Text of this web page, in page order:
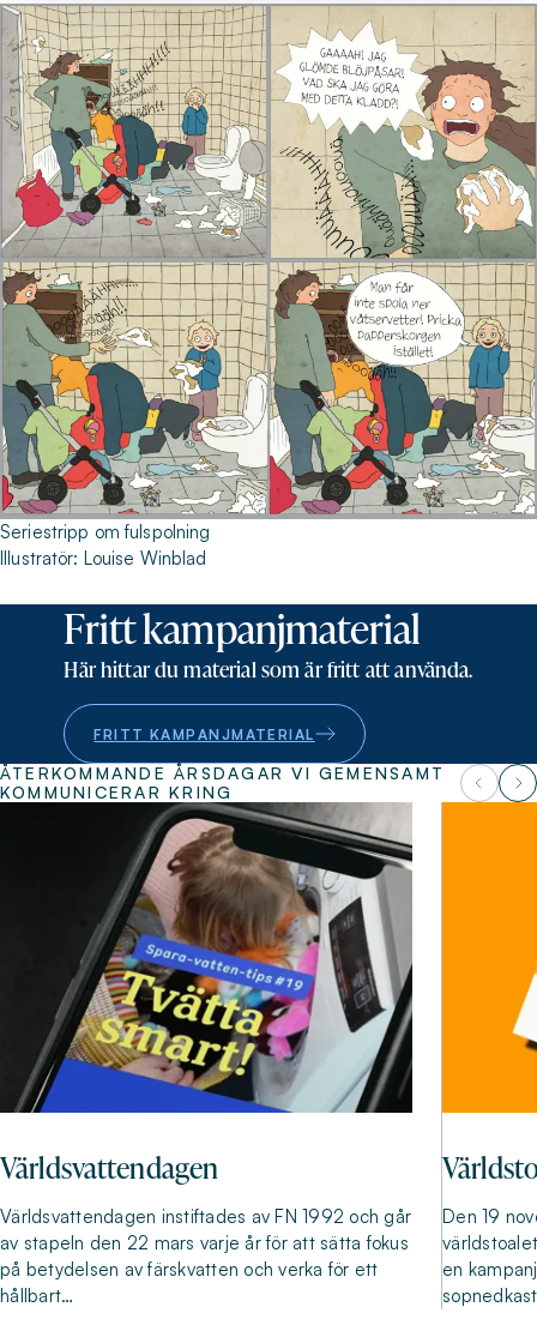
Seriestripp om fulspolning
Illustratör: Louise Winblad
Fritt kampanjmaterial
Här hittar du material som är fritt att använda.
FRITT KAMPANJMATERIAL
ÅTERKOMMANDE ÅRSDAGAR VI GEMENSAMT
KOMMUNICERAR KRING
Världsvattendagen
Världsvattendagen instiftades av FN 1992 och går
av stapeln den 22 mars varje år för att sätta fokus
på betydelsen av färskvatten och verka för ett
hållbart…
Den 19
en